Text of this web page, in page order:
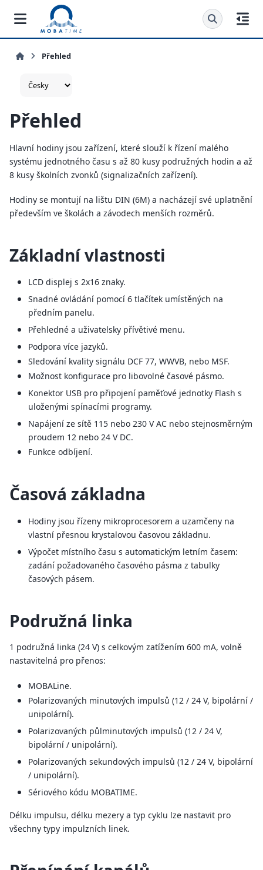
Přehled
Přehled
Hlavní hodiny jsou zařízení, které slouží k řízení malého
systému jednotného času s až 80 kusy podružných hodin a až
8 kusy školních zvonků (signalizačních zařízení).
Hodiny se montují na lištu DIN (6M) a nacházejí své uplatnění
především ve školách a závodech menších rozměrů.
Základní vlastnosti
LCD displej s 2x16 znaky.
Snadné ovládání pomocí 6 tlačítek umístěných na
předním panelu.
Přehledné a uživatelsky přívětivé menu.
Podpora více jazyků.
Sledování kvality signálu DCF 77, WWVB, nebo MSF.
Možnost konfigurace pro libovolné časové pásmo.
Konektor USB pro připojení paměťové jednotky Flash s
uloženými spínacími programy.
Napájení ze sítě 115 nebo 230 V AC nebo stejnosměrným
proudem 12 nebo 24 V DC.
Funkce odbíjení.
Časová základna
Hodiny jsou řízeny mikroprocesorem a uzamčeny na
vlastní přesnou krystalovou časovou základnu.
Výpočet místního času s automatickým letním časem:
zadání požadovaného časového pásma z tabulky
časových pásem.
Podružná linka
1 podružná linka (24 V) s celkovým zatížením 600 mA, volně
nastavitelná pro přenos:
MOBALine.
Polarizovaných minutových impulsů (12 / 24 V, bipolární /
unipolární).
Polarizovaných půlminutových impulsů (12 / 24 V,
bipolární / unipolární).
Polarizovaných sekundových impulsů (12 / 24 V, bipolární
/ unipolární).
Sériového kódu MOBATIME.
Délku impulsu, délku mezery a typ cyklu lze nastavit pro
všechny typy impulzních linek.